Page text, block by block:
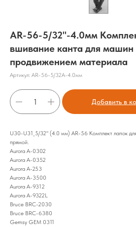
AR-56-5/32"-4.0мм
вшивание канта для
продвижением материала
Артикул: AR-56-5/32A-4.0мм
Добавить в
U30-U31_5/32" (4.0 мм) AR-56 Комплект лапок
прямой.
Aurora A-0302
Aurora A-0352
Aurora A-253
Aurora A-3500
Aurora A-9312
Aurora A-9322L
Bruce BRC-2030
Bruce BRC-6380
Gemsy GEM 0311